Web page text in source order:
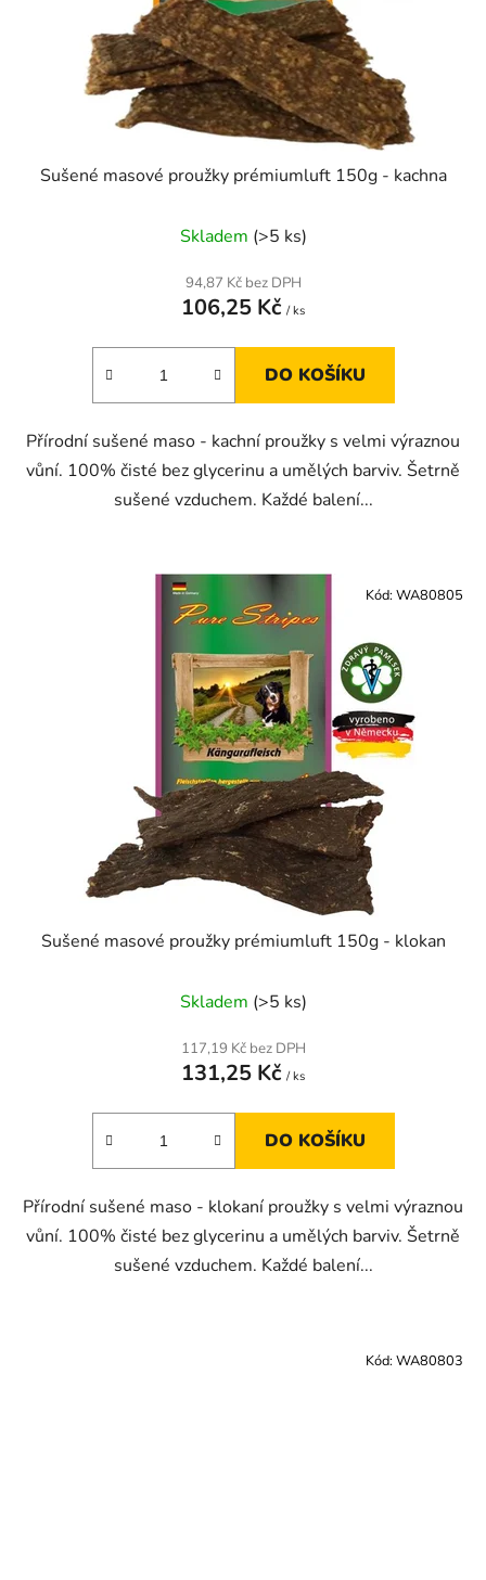
Sušené masové proužky prémiumluft 150g - kachna
Skladem (>5 ks)
94,87 Kč bez DPH
106,25 Kč / ks
DO KOŠÍKU
Přírodní sušené maso - kachní proužky s velmi výraznou
vůní. 100% čisté bez glycerinu a umělých barviv. Šetrně
sušené vzduchem. Každé balení...
Sušené masové proužky prémiumluft 150g - klokan
Skladem (>5 ks)
117,19 Kč bez DPH
131,25 Kč / ks
DO KOŠÍKU
Přírodní sušené maso - klokaní proužky s velmi výraznou
vůní. 100% čisté bez glycerinu a umělých barviv. Šetrně
sušené vzduchem. Každé balení...
Kód: WA80805
Kód: WA80803